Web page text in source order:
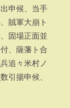
申候、当手
賊軍大崩ト
固場正面並
、薩藩ト合
追々米村ノ
引揚申候、